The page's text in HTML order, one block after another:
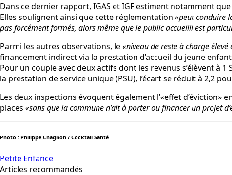
Dans ce dernier rapport, IGAS et IGF estiment notamment que
Elles soulignent ainsi que cette réglementation «peut conduire
pas forcément formés, alors même que le public accueilli est
Parmi les autres observations, le«niveau de reste à charge
financement indirect via la prestation d’accueil du jeune
Pour un couple avec deux actifs dont les revenus s’élèvent à
la prestation de service unique (PSU), l’écart se réduit à 2,2
Les deux inspections évoquent également l’«effet d’éviction»
places «sans que la commune n’ait à porter ou financer un projet
Photo : Philippe Chagnon / Cocktail Santé
Petite Enfance
Articles recommandés